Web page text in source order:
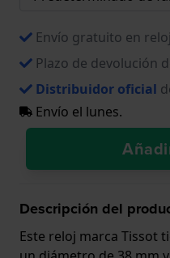
Envío gratuito en
Plazo de devolución
Distribuidor oficial
Envío el lunes.
Descripción del
Este reloj marca Tissot